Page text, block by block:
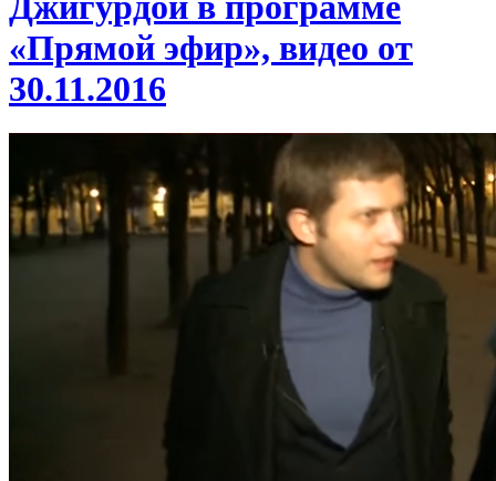
«Прямой эфир», видео от
30.11.2016